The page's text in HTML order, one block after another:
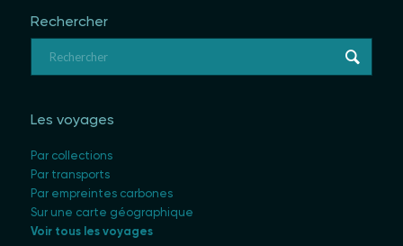
Rechercher
Les voyages
Par collections
Par transports
Par empreintes carbones
Sur une carte géographique
Voir tous les voyages